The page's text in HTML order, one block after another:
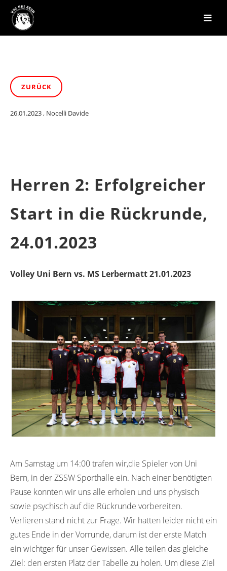
ZURÜCK
26.01.2023, Nocelli Davide
Herren 2: Erfolgreicher
Start in die Rückrunde,
24.01.2023
Volley Uni Bern vs. MS Lerbermatt 21.01.2023
Am Samstag um 14:00 trafen wir,die Spieler von Uni
Bern, in der ZSSW Sporthalle ein. Nach einer benötigten
Pause konnten wir uns alle erholen und uns physisch
sowie psychisch auf die Rückrunde vorbereiten.
Verlieren stand nicht zur Frage. Wir hatten leider nicht ein
gutes Ende in der Vorrunde, darum ist der erste Match
ein wichtger für unser Gewissen. Alle teilen das gleiche
Ziel: den ersten Platz der Tabelle zu holen. Um diese Ziel